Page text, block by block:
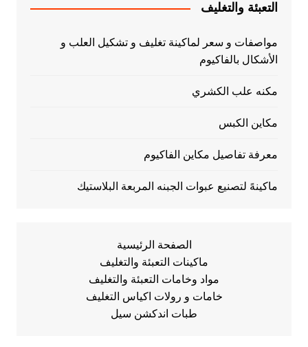
التعبئة والتغليف
مواصفات و سعر لماكينة تغليف و تشكيل العلب و
الأشكال بالفاكيوم
مكنه علب الكشري
مكاين الكبس
معرفة تفاصيل مكاين الفاكيوم
ماكينهً لتصنيع عبوات الجبنه المربعة البلاستيك
الصفحة الرئيسية
ماكينات التعبئة والتغليف
مواد وخامات التعبئة والتغليف
خامات و رولات اكياس التغليف
طبات اندكشن سيل